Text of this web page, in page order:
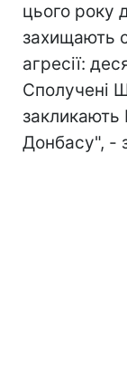
цього року
захищають
агресії:
Сполучені
закликають
Донбасу", -